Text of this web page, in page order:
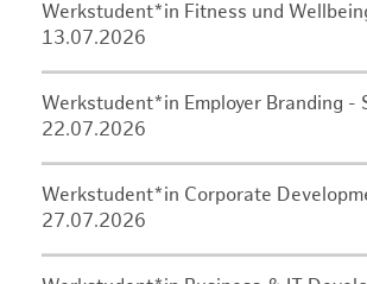
Werkstudent*in Fitness und
13.07.2026
Werkstudent*in Employer Branding -
22.07.2026
Werkstudent*in Corporate
27.07.2026